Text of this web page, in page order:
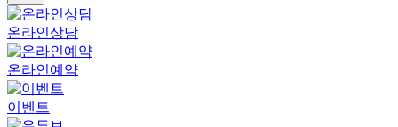
온라인상담
온라인예약
이벤트